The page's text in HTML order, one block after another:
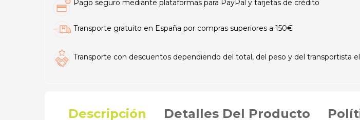
Pago seguro mediante plataformas para PayPal y tarjetas de crédito
Transporte gratuito en España por compras superiores a 150€
Transporte con descuentos dependiendo del total, del peso y del transportista
Descripción Detalles Del Producto